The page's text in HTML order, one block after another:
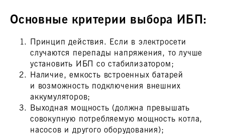
Основные критерии выбора ИБП:
Принцип действия. Если в электросети
случаются перепады напряжения, то лучше
установить ИБП со стабилизатором;
Наличие, емкость встроенных батарей
и возможность подключения внешних
аккумуляторов;
Выходная мощность (должна превышать
совокупную потребляемую мощность котла,
насосов и другого оборудования);